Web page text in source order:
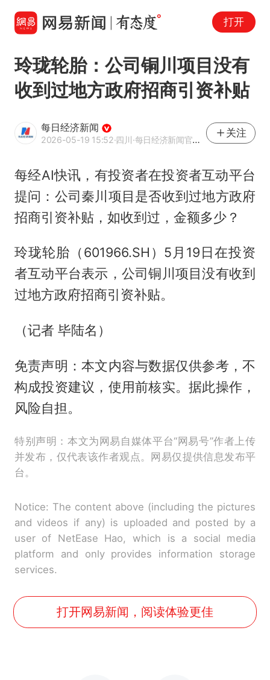
打开
玲珑轮胎：公司铜川项目没有
收到过地方政府招商引资补贴
每日经济新闻
2026-05-19 15:52·四川·每日经济新闻官方网易号
关注
每经AI快讯，有投资者在投资者互动平台
提问：公司秦川项目是否收到过地方政府
招商引资补贴，如收到过，金额多少？
玲珑轮胎（601966.SH）5月19日在投资
者互动平台表示，公司铜川项目没有收到
过地方政府招商引资补贴。
（记者 毕陆名）
免责声明：本文内容与数据仅供参考，不
构成投资建议，使用前核实。据此操作，
风险自担。
特别声明：本文为网易自媒体平台“网易号”作者上传
并发布，仅代表该作者观点。网易仅提供信息发布平
台。
Notice: The content above (including the pictures
and videos if any) is uploaded and posted by a
user of NetEase Hao, which is a social media
platform and only provides information storage
services.
打开网易新闻，阅读体验更佳